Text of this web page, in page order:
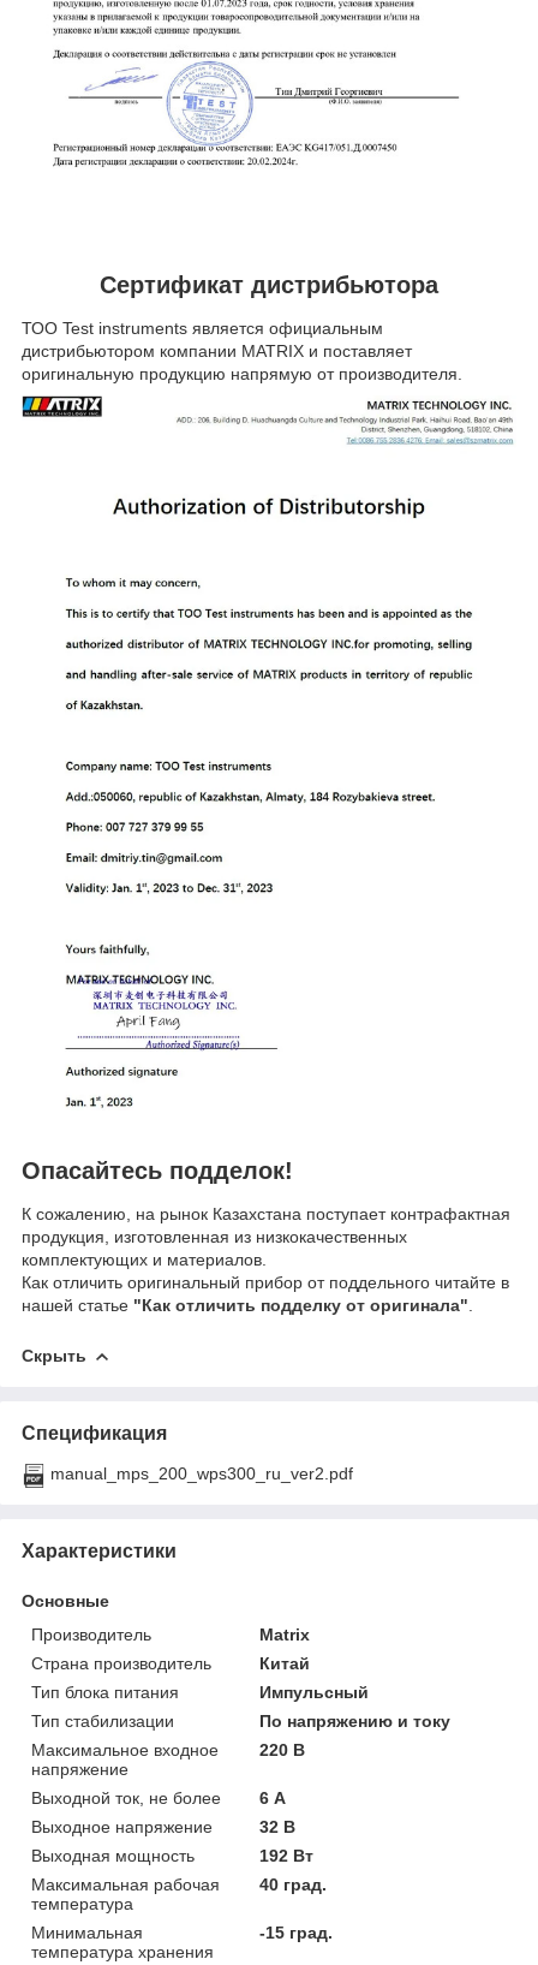
Сертификат дистрибьютора
ТОО Test instruments является официальным
дистрибьютором компании MATRIX и поставляет
оригинальную продукцию напрямую от производителя.
Опасайтесь подделок!
К сожалению, на рынок Казахстана поступает контрафактная
продукция, изготовленная из низкокачественных
комплектующих и материалов.
Как отличить оригинальный прибор от поддельного читайте в
нашей статье "Как отличить подделку от оригинала"
Скрыть
Спецификация
manual_mps_200_wps300_ru_ver2.pdf
Характеристики
Основные
Производитель
Matrix
Страна производитель
Китай
Тип блока питания
Импульсный
Тип стабилизации
По напряжению и току
Максимальное входное
напряжение
220 В
Выходной ток, не более
6 А
Выходное напряжение
32 В
Выходная мощность
192 Вт
Максимальная рабочая
температура
40 град.
Минимальная
температура хранения
-15 град.